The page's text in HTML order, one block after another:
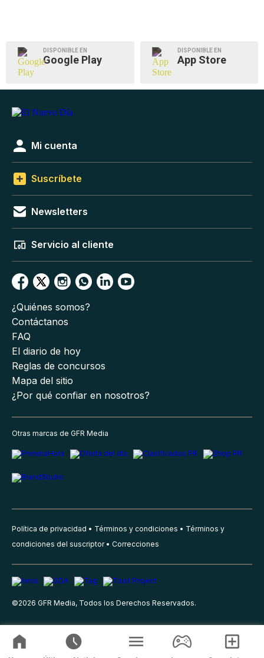
DISPONIBLE EN
Google Play
DISPONIBLE EN
App Store
Mi cuenta
Suscríbete
Newsletters
Servicio al cliente
¿Quiénes somos?
Contáctanos
FAQ
El diario de hoy
Reglas de concursos
Mapa del sitio
¿Por qué confiar en nosotros?
Otras marcas de GFR Media
Política de privacidad Términos y condiciones
Términos y
condiciones del suscriptor
Correcciones
©2026 GFR Media, Todos los Derechos Reservados.